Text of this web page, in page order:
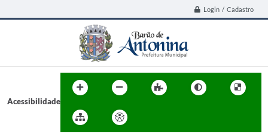
Login / Cadastro
Acessibilidade